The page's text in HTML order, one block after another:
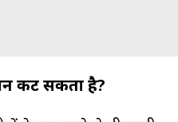
कट सकता है?